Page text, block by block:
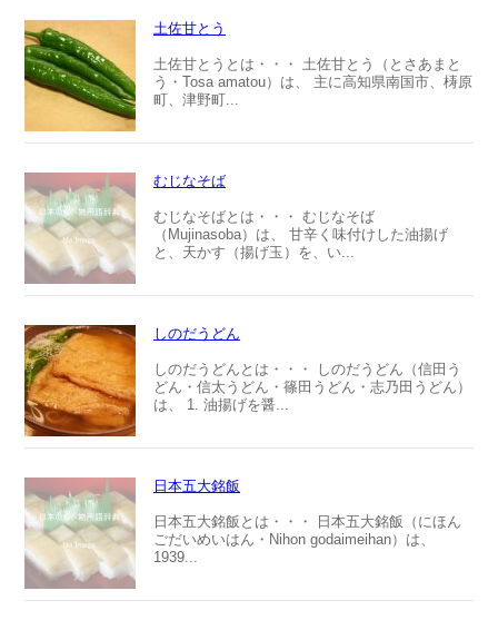
土佐甘とう
土佐甘とうとは・・・ 土佐甘とう（とさあまと
う・Tosa amatou）は、 主に高知県南国市、梼原
町、津野町...
むじなそば
むじなそばとは・・・ むじなそば
（Mujinasoba）は、 甘辛く味付けした油揚げ
と、天かす（揚げ玉）を、い...
しのだうどん
しのだうどんとは・・・ しのだうどん（信田う
どん・信太うどん・篠田うどん・志乃田うどん）
は、 1. 油揚げを醤...
日本五大銘飯
日本五大銘飯とは・・・ 日本五大銘飯（にほん
ごだいめいはん・Nihon godaimeihan）は、
1939...